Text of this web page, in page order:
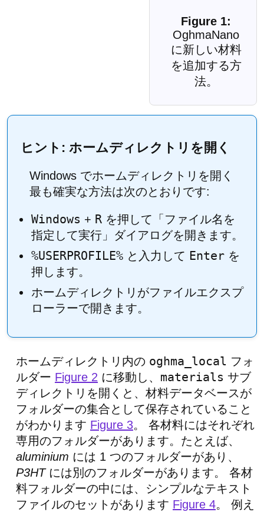
OghmaNano
に新しい材料
を追加する方
法。
ヒント: ホームディレクトリを開く
Windows でホームディレクトリを開く
最も確実な方法は次のとおりです:
Windows + Rを押して「ファイル名を
指定して実行」ダイアログを開きます。
%USERPROFILE%と入力して Enterを
押します。
ホームディレクトリがファイルエクスプ
ローラーで開きます。
ホームディレクトリ内の oghma_local フォ
ルダー Figure 2 に移動し、 materials サブ
ディレクトリを開くと、材料データベースが
フォルダーの集合として保存されていること
がわかります Figure 3。 各材料にはそれぞれ
専用のフォルダーがあります。たとえば、
aluminium には 1 つのフォルダーがあり、
P3HTには別のフォルダーがあります。 各材
料フォルダーの中には、シンプルなテキスト
ファイルのセットがあります Figure 4。 例え